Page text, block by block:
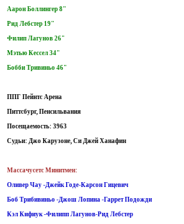
Аарон Боллингер 8"
Рид Лебстер 19"
Филип Лагунов 26"
Мэтью Кессел 34"
Бобби Тривиньо 46"
ППГ Пейнтс Арена
Питтсбург, Пенсильвания
Посещаемость: 3963
Судьи: Джо Карузоне, Си Джей Ханафин
Массачусетс Минитмен:
Оливер Чау -Джейк Годе-Карсон Гицевич
Боб Трибивиньо -Джош Лопина -Гаррет Подожди
Кэл Кифиук -Филипп Лагунов-Рид Лебстер